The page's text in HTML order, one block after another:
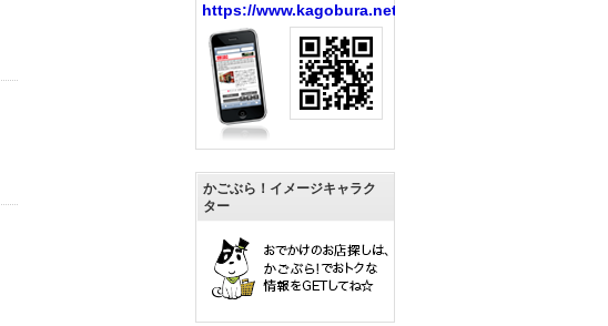
https://www.kagobura.net/
かごぶら！イメージキャラク
ター